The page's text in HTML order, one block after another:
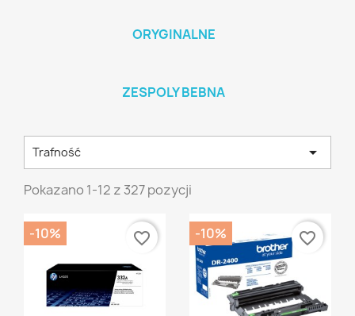
ORYGINALNE
ZESPOLY BEBNA
Trafność 
Pokazano 1-12 z 327 pozycji
-10% favorite_border -10% favorite_border